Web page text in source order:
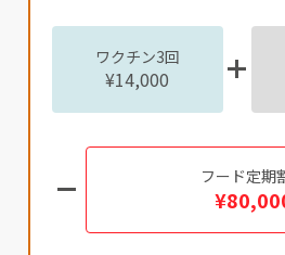
ワクチン3回
¥14,000
フード定期